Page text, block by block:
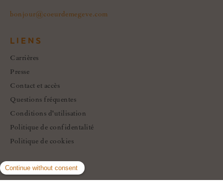
bonjour@coeurdemegeve.com
LIENS
Carrières
Presse
Contact et accès
Questions fréquentes
Conditions d'utilisation
Politique de confidentalité
Politique de cookies
SOCIAL